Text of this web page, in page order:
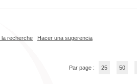
la recherche
Hacer una sugerencia
Par page : 25 50